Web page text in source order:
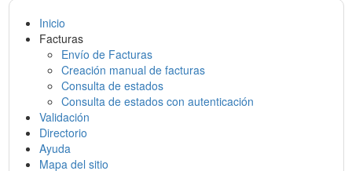
Inicio
Facturas
Envío de Facturas
Creación manual de facturas
Consulta de estados
Consulta de estados con autenticación
Validación
Directorio
Ayuda
Mapa del sitio